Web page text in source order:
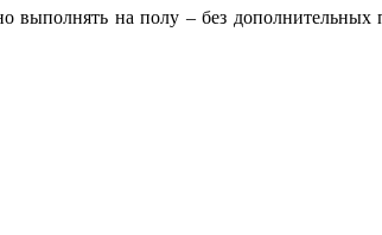
на полу – без дополнительных